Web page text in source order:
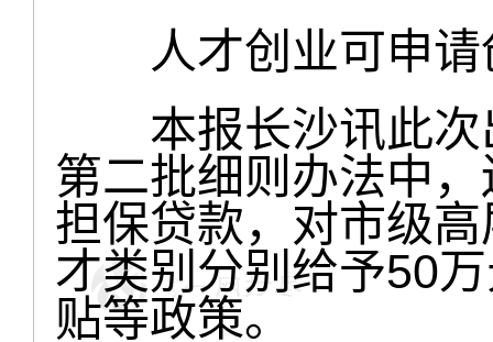
人才创业可申请
本报长沙讯此次
第二批细则办法中
担保贷款，对市级
才类别分别给予50
贴等政策。